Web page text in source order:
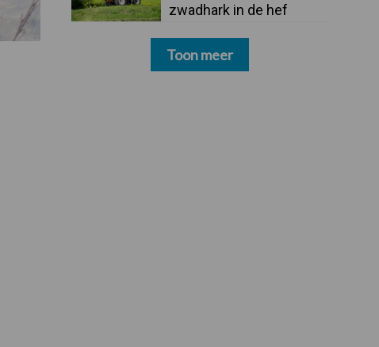
zwadhark in de hef
Toon meer